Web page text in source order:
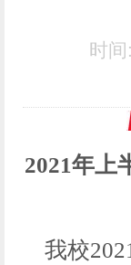
时
2021年上
我校